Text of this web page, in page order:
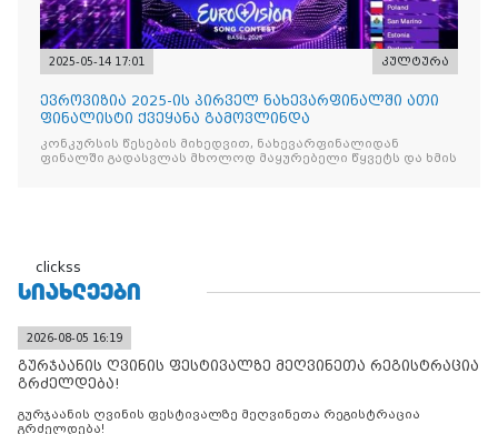
2025-05-14 17:01 კულტურა
ევროვიზია 2025-ის პირველ ნახევარფინალში ათი
ფინალისტი ქვეყანა გამოვლინდა
კონკურსის წესების მიხედვით, ნახევარფინალიდან
ფინალში გადასვლას მხოლოდ მაყურებელი წყვეტს და ხმის
clickss
ᲡᲘᲐᲮᲚᲔᲔᲑᲘ
2026-08-05 16:19
გურჯაანის ღვინის ფესტივალზე მეღვინეთა რეგისტრაცია
გრძელდება!
გურჯაანის ღვინის ფესტივალზე მეღვინეთა რეგისტრაცია
გრძელდება!